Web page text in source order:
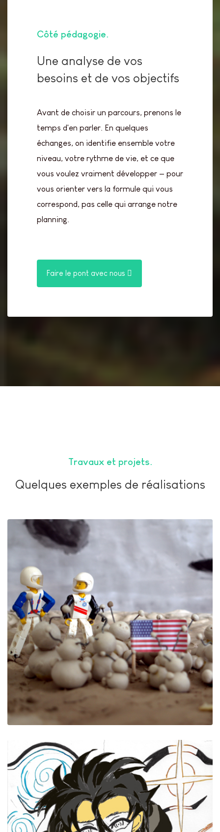
Côté pédagogie
Une analyse de vos
besoins et de vos objectifs
Avant de choisir un parcours, prenons le
temps d'en parler. En quelques
échanges, on identifie ensemble votre
niveau, votre rythme de vie, et ce que
vous voulez vraiment développer — pour
vous orienter vers la formule qui vous
correspond, pas celle qui arrange notre
planning.
Faire le pont avec nous
Travaux et projets
Quelques exemples de réalisations